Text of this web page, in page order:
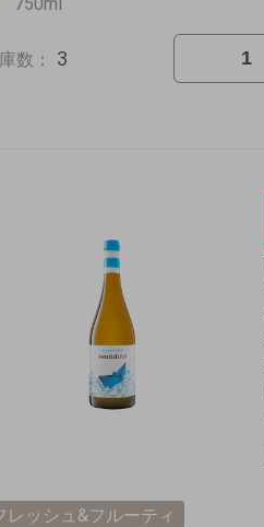
数： 3
レッシュ&フルーティ